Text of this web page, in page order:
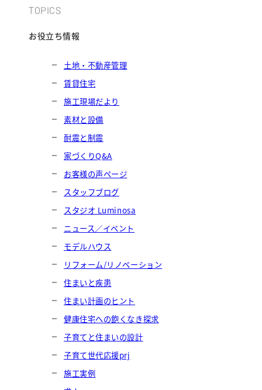
TOPICS
お役立ち情報
土地・不動産管理
賃貸住宅
施工現場だより
素材と設備
耐震と制震
家づくりQ&A
お客様の声ページ
スタッフブログ
スタジオ Luminosa
ニュース／イベント
モデルハウス
リフォーム/リノベーション
住まいと疾患
住まい計画のヒント
健康住宅への飽くなき探求
子育てと住まいの設計
子育て世代応援prj
施工実例